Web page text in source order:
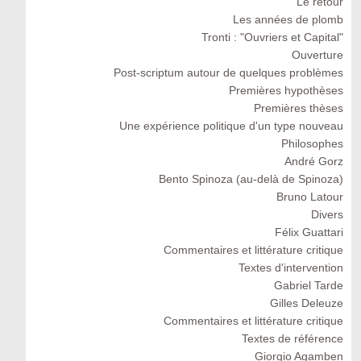
Les années de plomb
Tronti : "Ouvriers et Capital"
Ouverture
Post-scriptum autour de quelques problèmes
Premières hypothèses
Premières thèses
Une expérience politique d'un type nouveau
Philosophes
André Gorz
Bento Spinoza (au-delà de Spinoza)
Bruno Latour
Divers
Félix Guattari
Commentaires et littérature critique
Textes d'intervention
Gabriel Tarde
Gilles Deleuze
Commentaires et littérature critique
Textes de référence
Giorgio Agamben